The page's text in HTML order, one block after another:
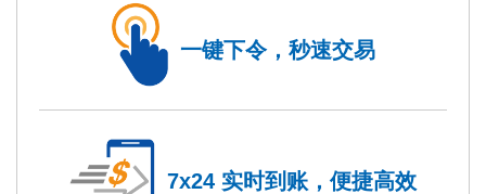
一键下令，秒速交易
7x24 实时到账，便捷高效